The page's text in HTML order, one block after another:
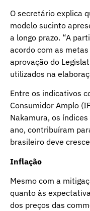
O secretário explica
modelo sucinto
a longo prazo. “A
acordo com as
aprovação do
utilizados na
Entre os indicativos
Consumidor Amplo
Nakamura, os
ano, contribuíram
brasileiro deve
Inflação
Mesmo com a
quanto às
dos preços das